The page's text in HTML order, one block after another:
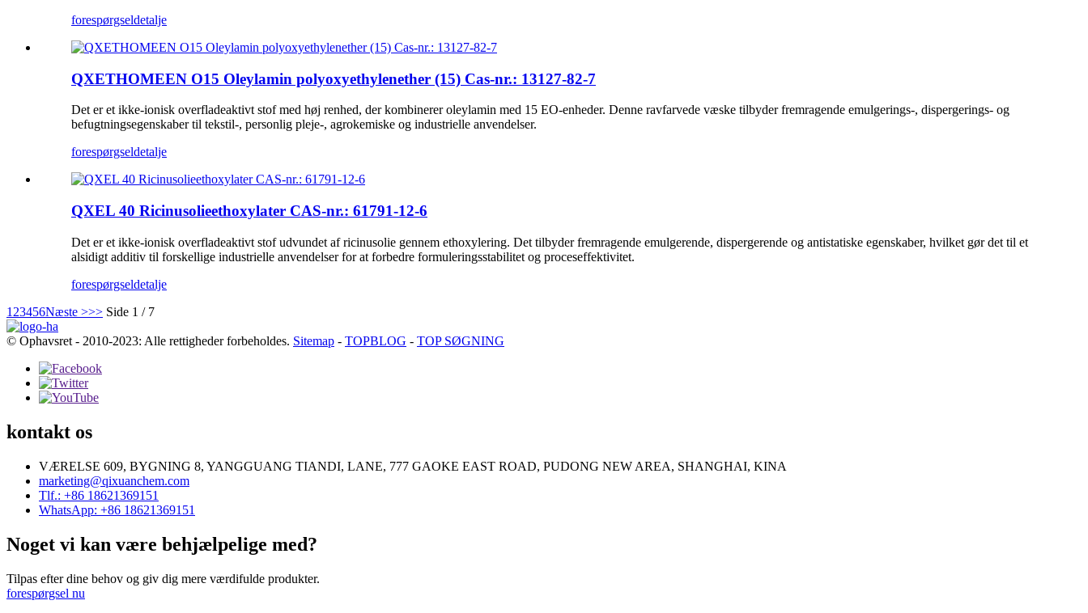
forespørgseldetalje
QXETHOMEEN O15 Oleylamin polyoxyethylenether (15) Cas-nr.: 13127-82-7
Det er et ikke-ionisk overfladeaktivt stof med høj renhed, der kombinerer oleylamin med 15 EO-enheder. Denne ravfarvede væske tilbyder fremragende emulgerings-, dispergerings- og
befugtningsegenskaber til tekstil-, personlig pleje-, agrokemiske og industrielle anvendelser.
forespørgseldetalje
QXEL 40 Ricinusolieethoxylater CAS-nr.: 61791-12-6
Det er et ikke-ionisk overfladeaktivt stof udvundet af ricinusolie gennem ethoxylering. Det tilbyder fremragende emulgerende, dispergerende og antistatiske egenskaber, hvilket gør det til et
alsidigt additiv til forskellige industrielle anvendelser for at forbedre formuleringsstabilitet og proceseffektivitet.
forespørgseldetalje
1 23456Næste >>> Side 1 / 7
© Ophavsret - 2010-2023: Alle rettigheder forbeholdes. Sitemap - TOPBLOG - TOP SØGNING
kontakt os
VÆRELSE 609, BYGNING 8, YANGGUANG TIANDI, LANE, 777 GAOKE EAST ROAD, PUDONG NEW AREA, SHANGHAI, KINA
marketing@qixuanchem.com
Tlf.: +86 18621369151
WhatsApp: +86 18621369151
Noget vi kan være behjælpelige med?
Tilpas efter dine behov og giv dig mere værdifulde produkter.
forespørgsel nu